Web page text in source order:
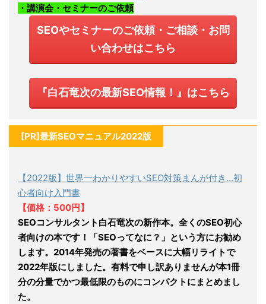
・講演会・セミナーのご依頼
SEOやセミナーのご依頼・ご相談・お問
い合わせはこちら
『白石竜次の最新SEO情報！』はこちら
[PR]最新SEOマニュアル2022版
【2022版】世界一わかりやすいSEO対策まんが付き…初
心者向け入門書
【価格：500円】
SEOコンサルタント白石竜次の新作本。全くのSEO初心
者向けの本です！「SEOってなに？」という方にお勧め
します。2014年発売の著書をベースに大幅リライトで
2022年版にしました。有料で申し訳ありませんが本1冊
分の分量でかつ最低限のものにコンパクトにまとめまし
た。